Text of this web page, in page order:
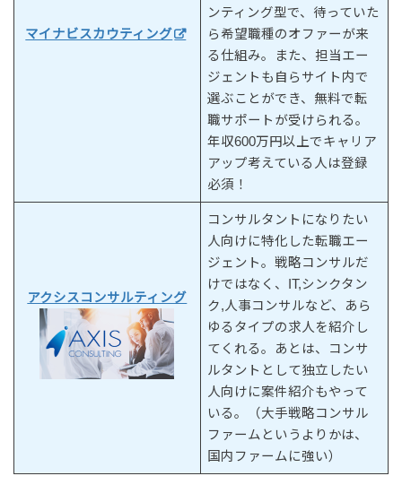
マイナビスカウティング
ンティング型で、待っていた
ら希望職種のオファーが来
る仕組み。また、担当エー
ジェントも自らサイト内で
選ぶことができ、無料で転
職サポートが受けられる。
年収600万円以上でキャリア
アップ考えている人は登録
必須！
アクシスコンサルティング
コンサルタントになりたい
人向けに特化した転職エー
ジェント。戦略コンサルだ
けではなく、IT,シンクタン
ク,人事コンサルなど、あら
ゆるタイプの求人を紹介し
てくれる。あとは、コンサ
ルタントとして独立したい
人向けに案件紹介もやって
いる。（大手戦略コンサル
ファームというよりかは、
国内ファームに強い）